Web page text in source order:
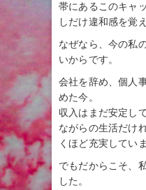
帯にあるこのキャ
しだけ違和感を覚
なぜなら、今の私
いからです。
会社を辞め、個人
めた今。
収入はまだ安定し
ながらの生活だけ
くほど充実していま
でもだからこそ、
した。